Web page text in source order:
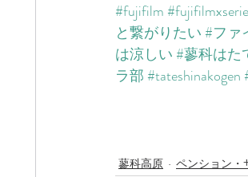
#fujifilm
と繋がりたい#ファ
は涼しい#蓼科はた
ラ部#tateshinakogen
蓼科高原 ペンション・